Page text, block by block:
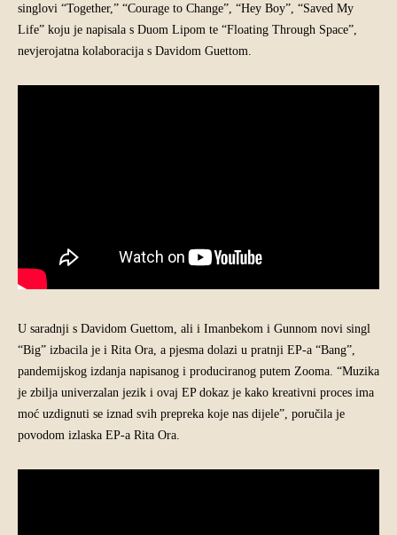
singlovi “Together,” “Courage to Change”, “Hey Boy”, “Saved My
Life” koju je napisala s Duom Lipom te “Floating Through Space”,
nevjerojatna kolaboracija s Davidom Guettom.
U saradnji s Davidom Guettom, ali i Imanbekom i Gunnom novi singl
“Big” izbacila je i Rita Ora, a pjesma dolazi u pratnji EP-a “Bang”,
pandemijskog izdanja napisanog i produciranog putem Zooma. “Muzika
je zbilja univerzalan jezik i ovaj EP dokaz je kako kreativni proces ima
moć uzdignuti se iznad svih prepreka koje nas dijele”, poručila je
povodom izlaska EP-a Rita Ora.